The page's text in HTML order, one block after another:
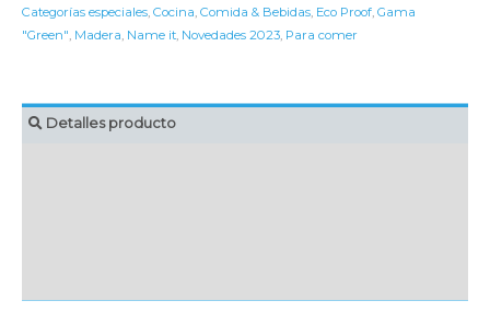
Categorías especiales, Cocina, Comida & Bebidas, Eco Proof, Gama
"Green", Madera, Name it, Novedades 2023, Para comer
Detalles producto